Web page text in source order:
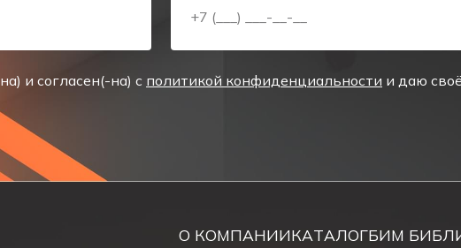
сети, процессом заряда аккумулятора в табло
кнопки «Тест».
для подвесного монтажа к потолку.
и согласен(-на) с политикой конфиденциальности и даю
О КОМПАНИИКАТАЛОГБИМ